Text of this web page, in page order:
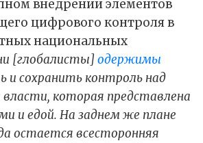
внедрении элементов
цифрового контроля в
национальных
[глобалисты]одержимы
и сохранить контроль над
которая представлена
и едой. На заднем же плане
остается всесторонняя